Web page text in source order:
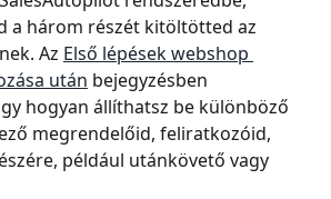
a három részét kitöltötted az
Az Első lépések webshop
után bejegyzésben
hogyan állíthatsz be különböző
megrendelőid, feliratkozóid,
például utánkövető vagy